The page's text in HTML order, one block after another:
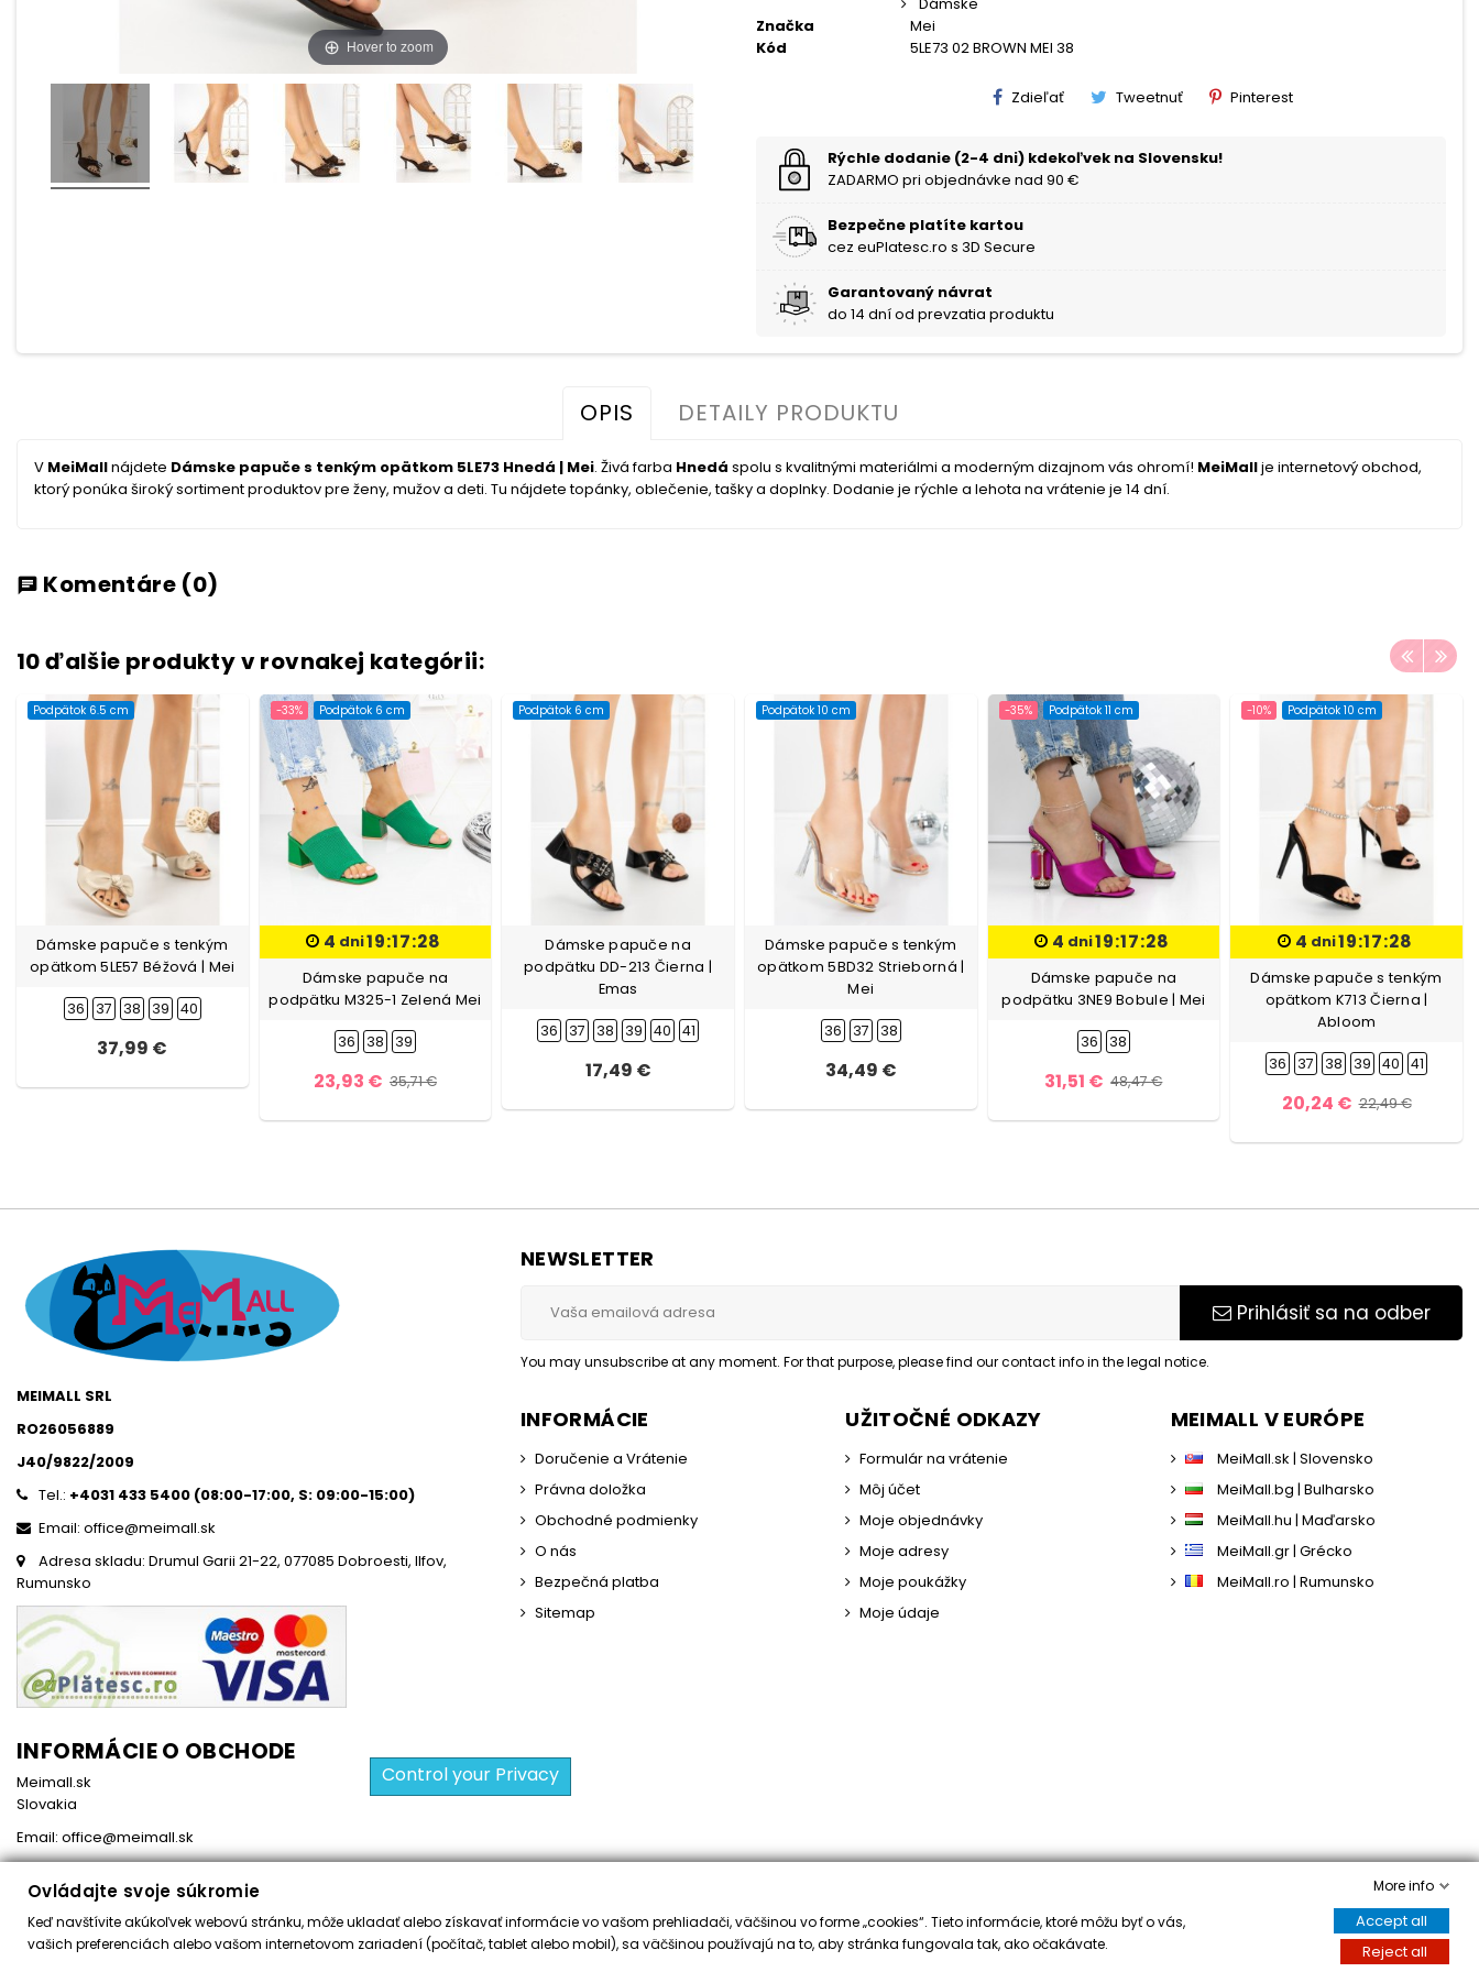
Hover to zoom
Značka
Mei
Kód
5LE73 02 BROWN MEI 38
Zdieľať Tweetnuť Pinterest
Rýchle dodanie (2-4 dni) kdekoľvek na Slovensku!
ZADARMO pri objednávke nad 90 €
Bezpečne platíte kartou
cez euPlatesc.ro s 3D Secure
Garantovaný návrat
do 14 dní od prevzatia produktu
OPIS DETAILY PRODUKTU
V MeiMallnájdete Dámske papuče s tenkým opätkom 5LE73 Hnedá | Mei. Živá farba Hnedá spolu s kvalitnými materiálmi a moderným dizajnom vás ohromí! MeiMallje internetový obchod,
ktorý ponúka široký sortiment produktov pre ženy, mužov a deti. Tu nájdete topánky, oblečenie, tašky a doplnky. Dodanie je rýchle a lehota na vrátenie je 14 dní.
chat Komentáre (0)
10 ďalšie produkty v rovnakej kategórii:
Podpätok 6.5 cm
Dámske papuče s tenkým
opätkom 5LE57 Béžová | Mei
36 37 38 39 40
37,99 €
-33% Podpätok 6 cm
4 dni19:17:27
Dámske papuče na
podpätku M325-1 Zelená Mei
36 38 39
23,93 € 35,71 €
Podpätok 6 cm
Dámske papuče na
podpätku DD-213 Čierna |
Emas
36 37 38 39 40 41
17,49 €
Podpätok 10 cm
Dámske papuče s tenkým
opätkom 5BD32 Strieborná |
Mei
36 37 38
34,49 €
-35% Podpätok 11 cm
4 dni19:17:27
Dámske papuče na
podpätku 3NE9 Bobule | Mei
36 38
31,51 € 48,47 €
-10% Podpätok 10 cm
4 dni19:17:27
Dámske papuče s tenkým
opätkom K713 Čierna |
Abloom
36 37 38 39 40 41
20,24 € 22,49 €
MEIMALL SRL
RO26056889
J40/9822/2009
Tel.: +4031 433 5400 (08:00-17:00, S: 09:00-15:00)
Email: office@meimall.sk
Adresa skladu: Drumul Garii 21-22, 077085 Dobroesti, Ilfov,
Rumunsko
NEWSLETTER
Prihlásiť sa na odber
You may unsubscribe at any moment. For that purpose, please find our contact info in the legal notice.
INFORMÁCIE
Doručenie a Vrátenie
Právna doložka
Obchodné podmienky
O nás
Bezpečná platba
Sitemap
UŽITOČNÉ ODKAZY
Formulár na vrátenie
Môj účet
Moje objednávky
Moje adresy
Moje poukážky
Moje údaje
MEIMALL V EURÓPE
MeiMall.sk | Slovensko
MeiMall.bg | Bulharsko
MeiMall.hu | Maďarsko
MeiMall.gr | Grécko
MeiMall.ro | Rumunsko
INFORMÁCIE O OBCHODE
Meimall.sk
Slovakia
Email: office@meimall.sk
Control your Privacy
Všetky práva vyhradené © 2026MeiMall.sk
Ovládajte svoje súkromie
Keď navštívite akúkoľvek webovú stránku, môže ukladať alebo získavať informácie vo vašom prehliadači, väčšinou vo forme „cookies“. Tieto informácie, ktoré môžu byť o vás,
vašich preferenciách alebo vašom internetovom zariadení (počítač, tablet alebo mobil), sa väčšinou používajú na to, aby stránka fungovala tak, ako očakávate.
More info
Accept all
Reject all